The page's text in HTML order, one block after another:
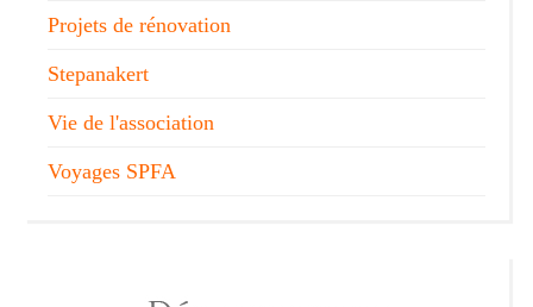
Projets de rénovation
Stepanakert
Vie de l'association
Voyages SPFA